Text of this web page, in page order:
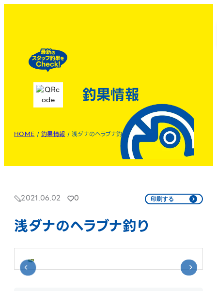
釣果情報
HOME /釣果情報 /浅ダナのヘラブナ釣り
2021.06.02 0 印刷する
浅ダナのヘラブナ釣り